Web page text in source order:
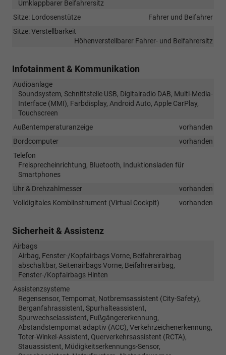
Umklappbarer Beifahrersitz
Sitze: Lordosenstütze
Fahrer und Beifahrer
Sitze: Verstellbarkeit
Höhenverstellbarer Fahrer- und Beifahrersitz
Infotainment & Kommunikation
Audioanlage
Soundsystem, Schnittstelle USB, Digitalradio DAB, Multi-Media-
Interface (MMI), Farbdisplay, Android Auto, Apple CarPlay,
Touchscreen
Außentemperaturanzeige
vorhanden
Bordcomputer
vorhanden
Telefon
Freisprecheinrichtung, Bluetooth, Induktionsladen für
Smartphones
Uhr & Drehzahlmesser
vorhanden
Volldigitales Kombiinstrument (Virtual Cockpit)
vorhanden
Sicherheit & Assistenz
Airbags
Airbag, Fenster-/Kopfairbags Vorne, Beifahrerairbag
abschaltbar, Seitenairbags Vorne, Beifahrerairbag,
Fenster-/Kopfairbags Hinten
Assistenzsysteme
Regensensor, Tempomat, Notbremsassistent (City-Safety),
Berganfahrassistent, Spurhalteassistent,
Spurwechselassistent, Fußgängererkennung,
Abstandstempomat adaptiv (ACC), Verkehrzeichenerkennung,
Toter-Winkel-Assistent, Querverkehrsassistent (RCTA),
Stauassistent, Müdigkeitserkennungs-Sensor,